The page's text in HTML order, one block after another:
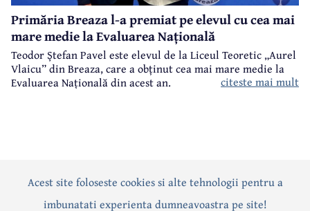
Primăria Breaza l-a premiat pe elevul cu cea mai
mare medie la Evaluarea Națională
Teodor Ștefan Pavel este elevul de la Liceul Teoretic „Aurel
Vlaicu” din Breaza, care a obținut cea mai mare medie la
Evaluarea Națională din acest an.
citeste mai mult
ActualitatePoliticăSocialEvenimentInterviuri
Acest site foloseste cookies si alte tehnologii pentru a
imbunatati experienta dumneavoastra pe site!